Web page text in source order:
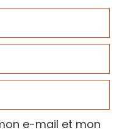
e-mail et mon